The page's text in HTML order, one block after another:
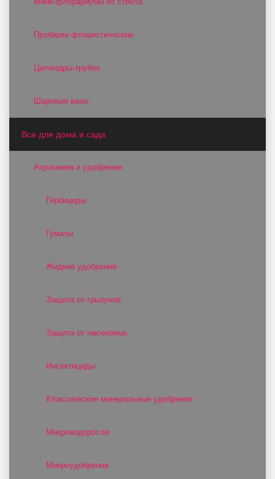
Пробирки флористические
Цилиндры-трубки
Шаровые вазы
Все для дома и сада
Агрохимия и удобрения
Гербициды
Гуматы
Жидкие удобрения
Защита от грызунов
Защита от насекомых
Инсектициды
Классические минеральные удобрения
Микроводоросли
Микроудобрения